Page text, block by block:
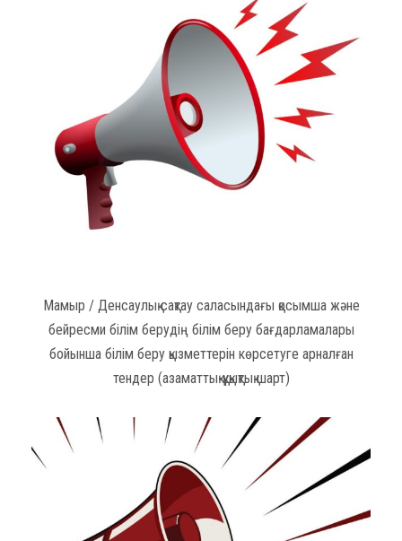
Мамыр / Денсаулық сақтау саласындағы қосымша және
бейресми білім берудің білім беру бағдарламалары
бойынша білім беру қызметтерін көрсетуге арналған
тендер (азаматтық-құқықтық шарт)